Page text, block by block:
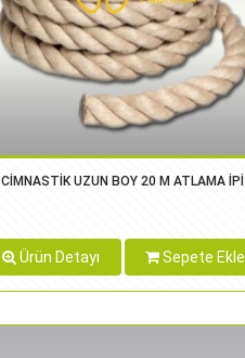
CİMNASTİK UZUN BOY 20 M ATLAMA İPİ
Ürün Detayı Sepete Ekle